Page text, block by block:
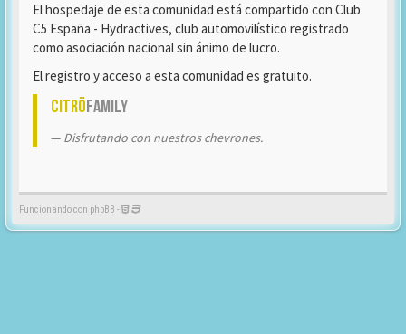
El hospedaje de esta comunidad está compartido con Club
C5 España - Hydractives, club automovilístico registrado
como asociación nacional sin ánimo de lucro.
El registro y acceso a esta comunidad es gratuito.
CitröFamily
Disfrutando con nuestros chevrones.
Funcionando con phpBB -